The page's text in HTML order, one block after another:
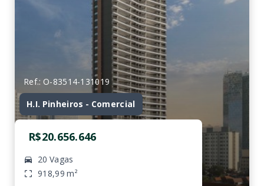
Ref.: O-83514-131019
H.I. Pinheiros - Comercial
R$20.656.646
20 Vagas
918,99 m²